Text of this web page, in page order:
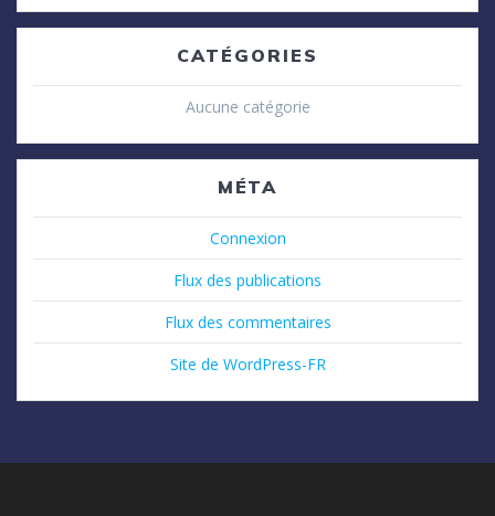
CATÉGORIES
Aucune catégorie
MÉTA
Connexion
Flux des publications
Flux des commentaires
Site de WordPress-FR